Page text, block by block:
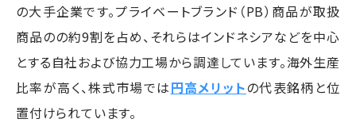
の大手企業です。プライベートブランド（PB）商品が取扱
商品のの約9割を占め、それらはインドネシアなどを中心
とする自社および協力工場から調達しています。海外生産
比率が高く、株式市場では円高メリットの代表銘柄と位
置付けられています。